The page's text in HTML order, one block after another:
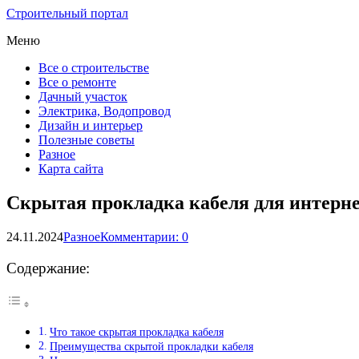
Строительный портал
Меню
Все о строительстве
Все о ремонте
Дачный участок
Электрика, Водопровод
Дизайн и интерьер
Полезные советы
Разное
Карта сайта
Скрытая прокладка кабеля для
24.11.2024РазноеКомментарии: 0
Содержание:
Что такое скрытая прокладка кабеля
Преимущества скрытой прокладки кабеля